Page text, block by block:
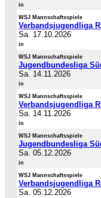
in
WSJ Mannschaftsspiele
Verbandsjugendliga
Sa. 17.10.2026
in
WSJ Mannschaftsspiele
Jugendbundesliga
Sa. 14.11.2026
in
WSJ Mannschaftsspiele
Verbandsjugendliga
Sa. 14.11.2026
in
WSJ Mannschaftsspiele
Jugendbundesliga
Sa. 05.12.2026
in
WSJ Mannschaftsspiele
Verbandsjugendliga
Sa. 05.12.2026